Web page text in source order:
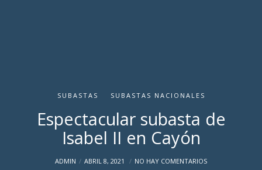
SUBASTAS SUBASTAS NACIONALES
Espectacular subasta de
Isabel II en Cayón
ADMIN ABRIL 8, 2021 NO HAY COMENTARIOS